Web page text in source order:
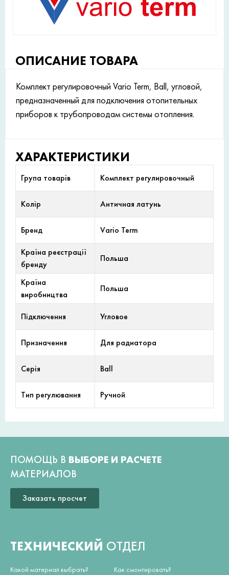
ОПИСАНИЕ ТОВАРА
Комплект регулировочный Vario Term, Ball, угловой,
предназначенный для подключения отопительных
приборов к трубопроводам системы отопления.
ХАРАКТЕРИСТИКИ
Група товарів Комплект регулировочный
Колір Античная латунь
Бренд Vario Term
Країна реєстрації
бренду
Польша
Країна
виробництва
Польша
Підключення Угловое
Призначення Для радиатора
Серія Ball
Тип регулювання Ручной
ПОМОЩЬ В ВЫБОРЕ И РАСЧЕТЕ
МАТЕРИАЛОВ
Заказать просчет
ТЕХНИЧЕСКИЙ ОТДЕЛ
Какой материал выбрать?
Как смонтировать?